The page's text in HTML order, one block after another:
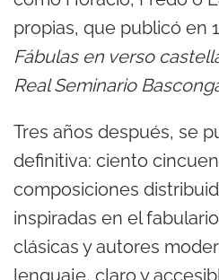
propias, que publicó en
Fábulas en verso
Real Seminario
Tres años después, se
definitiva: ciento
composiciones
inspiradas en el
clásicas y autores
lenguaje, claro y